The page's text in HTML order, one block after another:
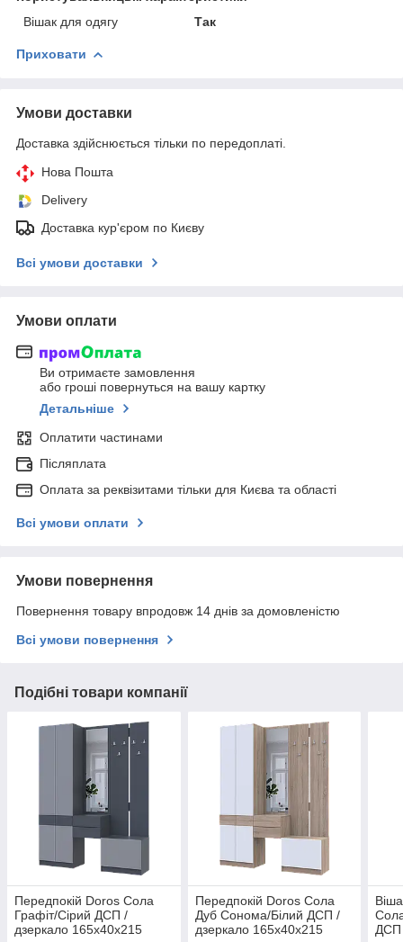
Вішак для одягу
Так
Приховати
Умови доставки
Доставка здійснюється тільки по передоплаті.
Нова Пошта
Delivery
Доставка кур'єром по Києву
Всі умови доставки
Умови оплати
Ви отримаєте замовлення
або гроші повернуться на вашу картку
Детальніше
Оплатити частинами
Післяплата
Оплата за реквізитами тільки для Києва та області
Всі умови оплати
Умови повернення
Повернення товару впродовж 14 днів за домовленістю
Всі умови повернення
Подібні товари компанії
Передпокій Doros Сола
Графіт/Сірий ДСП /
дзеркало 165х40х215
Передпокій Doros Сола
Дуб Сонома/Білий ДСП /
дзеркало 165х40х215
ДСП